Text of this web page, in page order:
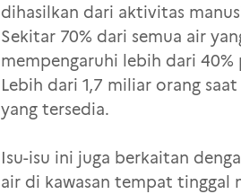
dihasilkan dari aktivitas
Sekitar 70% dari semua air
mempengaruhi lebih dari
Lebih dari 1,7 miliar orang
yang tersedia.
Isu-isu ini juga berkaitan
air di kawasan tempat tinggal